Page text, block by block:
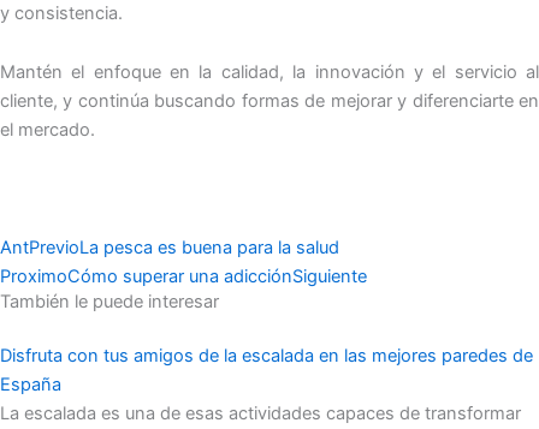
y consistencia.
Mantén el enfoque en la calidad, la innovación y el servicio al
cliente, y continúa buscando formas de mejorar y diferenciarte en
el mercado.
AntPrevioLa pesca es buena para la salud
ProximoCómo superar una adicciónSiguiente
También le puede interesar
Disfruta con tus amigos de la escalada en las mejores paredes de
España
La escalada es una de esas actividades capaces de transformar